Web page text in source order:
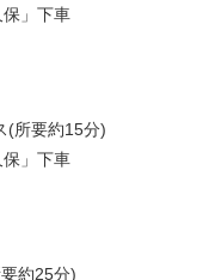
保」下車
(所要約15分)
保」下車
約25分)